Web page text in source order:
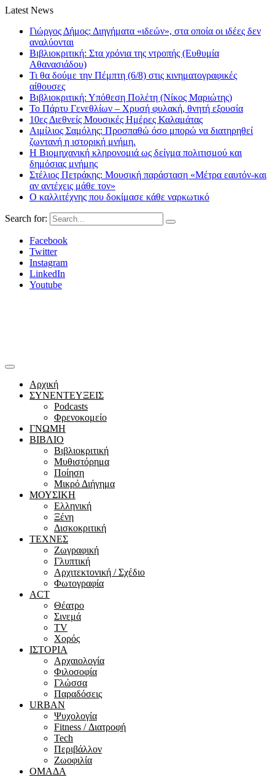
Latest News
Γιώργος Δήμος: Διηγήματα «ιδεών», στα οποία οι ιδέες δεν
αναλύονται
Βιβλιοκριτική: Στα χρόνια της ντροπής (Ευθυμία
Αθανασιάδου)
Τι θα δούμε την Πέμπτη (6/8) στις κινηματογραφικές
αίθουσες
Βιβλιοκριτική: Υπόθεση Πολέτη (Νίκος Μαριώτης)
Το Πάρτυ Γενεθλίων – Χρυσή φυλακή, θνητή εξουσία
10ες Διεθνείς Μουσικές Ημέρες Καλαμάτας
Αιμίλιος Σαμόλης: Προσπαθώ όσο μπορώ να διατηρηθεί
ζωντανή η ιστορική μνήμη.
Η Βιομηχανική κληρονομιά ως δείγμα πολιτισμού και
δημόσιας μνήμης
Στέλιος Πετράκης: Μουσική παράσταση «Μέτρα εαυτόν-και
αν αντέχεις μάθε τον»
Ο καλλιτέχνης που δοκίμασε κάθε ναρκωτικό
Search for:
Facebook
Twitter
Instagram
LinkedIn
Youtube
Αρχική
ΣΥΝΕΝΤΕΥΞΕΙΣ
Podcasts
Φρενοκομείο
ΓΝΩΜΗ
ΒΙΒΛΙΟ
Βιβλιοκριτική
Μυθιστόρημα
Ποίηση
Μικρό Διήγημα
ΜΟΥΣΙΚΗ
Ελληνική
Ξένη
Δισκοκριτική
ΤΕΧΝΕΣ
Ζωγραφική
Γλυπτική
Αρχιτεκτονική / Σχέδιο
Φωτογραφία
ACT
Θέατρο
Σινεμά
ΤV
Χορός
ΙΣΤΟΡΙΑ
Αρχαιολογία
Φιλοσοφία
Γλώσσα
Παραδόσεις
URBAN
Ψυχολογία
Fitness / Διατροφή
Tech
Περιβάλλον
Ζωοφιλία
ΟΜΑΔΑ